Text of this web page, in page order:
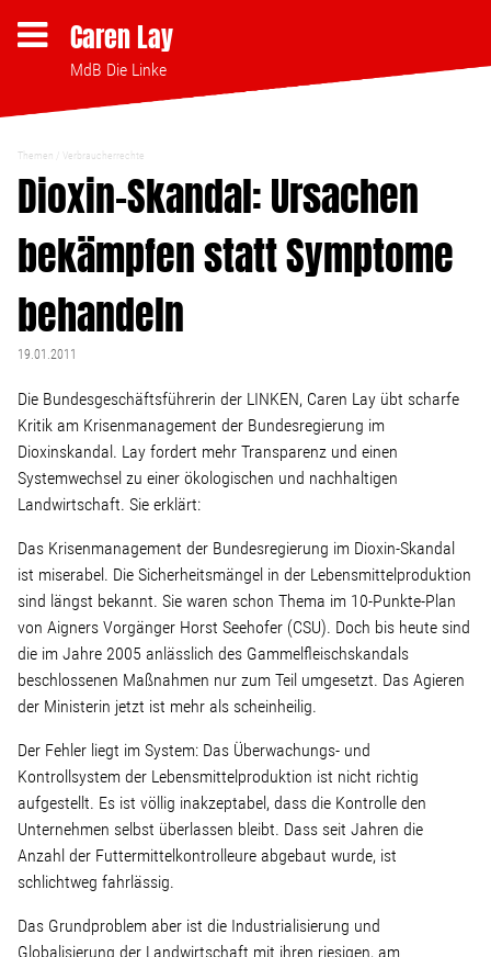
Caren Lay
MdB Die Linke
Themen
Bezahlbares Wohnen
Clubsterben stoppen
Bodenpolitik
Linke Zukunftsdebatte
Sonstiges
Wahlkreis
Pressemitteilungen
Presse
Pressebilder
Themen Verbraucherrechte
Dioxin-Skandal: Ursachen
bekämpfen statt Symptome
behandeln
19.01.2011
Die Bundesgeschäftsführerin der LINKEN, Caren Lay übt scharfe
Kritik am Krisenmanagement der Bundesregierung im
Dioxinskandal. Lay fordert mehr Transparenz und einen
Systemwechsel zu einer ökologischen und nachhaltigen
Landwirtschaft. Sie erklärt:
Das Krisenmanagement der Bundesregierung im Dioxin-Skandal
ist miserabel. Die Sicherheitsmängel in der Lebensmittelproduktion
sind längst bekannt. Sie waren schon Thema im 10-Punkte-Plan
von Aigners Vorgänger Horst Seehofer (CSU). Doch bis heute sind
die im Jahre 2005 anlässlich des Gammelfleischskandals
beschlossenen Maßnahmen nur zum Teil umgesetzt. Das Agieren
der Ministerin jetzt ist mehr als scheinheilig.
Der Fehler liegt im System: Das Überwachungs- und
Kontrollsystem der Lebensmittelproduktion ist nicht richtig
aufgestellt. Es ist völlig inakzeptabel, dass die Kontrolle den
Unternehmen selbst überlassen bleibt. Dass seit Jahren die
Anzahl der Futtermittelkontrolleure abgebaut wurde, ist
schlichtweg fahrlässig.
Das Grundproblem aber ist die Industrialisierung und
Globalisierung der Landwirtschaft mit ihren riesigen, am